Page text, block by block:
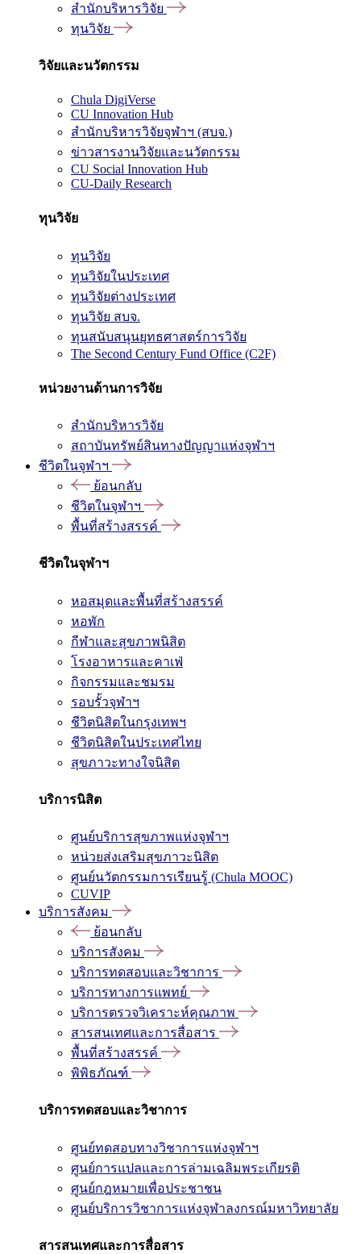
สำนักบริหารวิจัย
ทุนวิจัย
วิจัยและนวัตกรรม
Chula DigiVerse
CU Innovation Hub
สำนักบริหารวิจัยจุฬาฯ (สบจ.)
ข่าวสารงานวิจัยและนวัตกรรม
CU Social Innovation Hub
CU-Daily Research
ทุนวิจัย
ทุนวิจัย
ทุนวิจัยในประเทศ
ทุนวิจัยต่างประเทศ
ทุนวิจัย สบจ.
ทุนสนับสนุนยุทธศาสตร์การวิจัย
The Second Century Fund Office (C2F)
หน่วยงานด้านการวิจัย
สำนักบริหารวิจัย
สถาบันทรัพย์สินทางปัญญาแห่งจุฬาฯ
ชีวิตในจุฬาฯ
ย้อนกลับ
ชีวิตในจุฬาฯ
พื้นที่สร้างสรรค์
ชีวิตในจุฬาฯ
หอสมุดและพื้นที่สร้างสรรค์
หอพัก
กีฬาและสุขภาพนิสิต
โรงอาหารและคาเฟ่
กิจกรรมและชมรม
รอบรั้วจุฬาฯ
ชีวิตนิสิตในกรุงเทพฯ
ชีวิตนิสิตในประเทศไทย
สุขภาวะทางใจนิสิต
บริการนิสิต
ศูนย์บริการสุขภาพแห่งจุฬาฯ
หน่วยส่งเสริมสุขภาวะนิสิต
ศูนย์นวัตกรรมการเรียนรู้ (Chula MOOC)
CUVIP
บริการสังคม
ย้อนกลับ
บริการสังคม
บริการทดสอบและวิชาการ
บริการทางการแพทย์
บริการตรวจวิเคราะห์คุณภาพ
สารสนเทศและการสื่อสาร
พื้นที่สร้างสรรค์
พิพิธภัณฑ์
บริการทดสอบและวิชาการ
ศูนย์ทดสอบทางวิชาการแห่งจุฬาฯ
ศูนย์การแปลและการล่ามเฉลิมพระเกียรติ
ศูนย์กฎหมายเพื่อประชาชน
ศูนย์บริการวิชาการแห่งจุฬาลงกรณ์มหาวิทยาลัย
สารสนเทศและการสื่อสาร